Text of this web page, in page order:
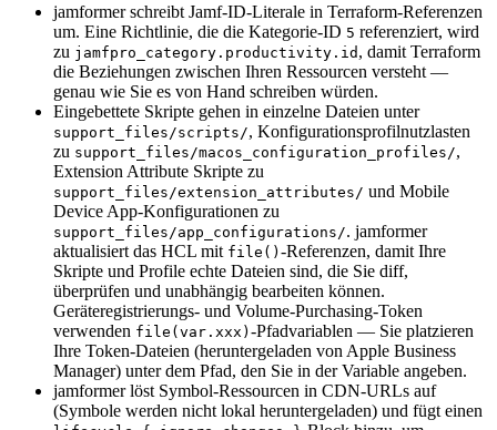
jamformer schreibt Jamf-ID-Literale in Terraform-Referenzen
um. Eine Richtlinie, die die Kategorie-ID 5 referenziert, wird
zu jamfpro_category.productivity.id , damit Terraform
die Beziehungen zwischen Ihren Ressourcen versteht —
genau wie Sie es von Hand schreiben würden.
Eingebettete Skripte gehen in einzelne Dateien unter
support_files/scripts/, Konfigurationsprofilnutzlasten
zu support_files/macos_configuration_profiles/,
Extension Attribute Skripte zu
support_files/extension_attributes/ und Mobile
Device App-Konfigurationen zu
support_files/app_configurations/. jamformer
aktualisiert das HCL mit file() -Referenzen, damit Ihre
Skripte und Profile echte Dateien sind, die Sie diff,
überprüfen und unabhängig bearbeiten können.
Geräteregistrierungs- und Volume-Purchasing-Token
verwenden file(var.xxx) -Pfadvariablen — Sie platzieren
Ihre Token-Dateien (heruntergeladen von Apple Business
Manager) unter dem Pfad, den Sie in der Variable angeben.
jamformer löst Symbol-Ressourcen in CDN-URLs auf
(Symbole werden nicht lokal heruntergeladen) und fügt einen